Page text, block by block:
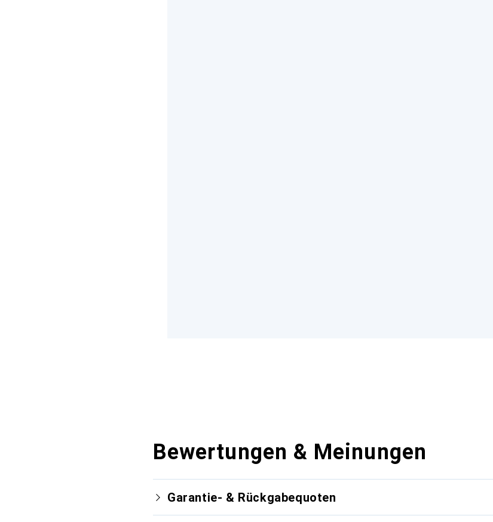
Bewertungen & Meinungen
Garantie- & Rückgabequoten